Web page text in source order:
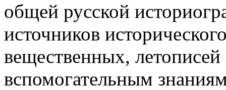
общей русской
источников
вещественных,
вспомогательным